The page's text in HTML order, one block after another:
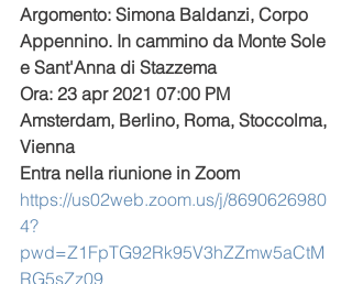
Argomento: Simona Baldanzi, Corpo
Appennino. In cammino da Monte Sole
e Sant'Anna di Stazzema
Ora: 23 apr 2021 07:00 PM
Amsterdam, Berlino, Roma, Stoccolma,
Vienna
Entra nella riunione in Zoom
https://us02web.zoom.us/j/8690626980
4?
pwd=Z1FpTG92Rk95V3hZZmw5aCtM
RG5sZz09